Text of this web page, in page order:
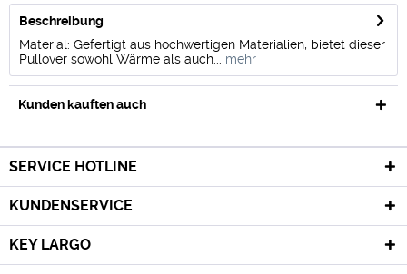
Beschreibung
Material: Gefertigt aus hochwertigen Materialien, bietet dieser
Pullover sowohl Wärme als auch...
mehr
Kunden kauften auch
SERVICE HOTLINE
KUNDENSERVICE
KEY LARGO